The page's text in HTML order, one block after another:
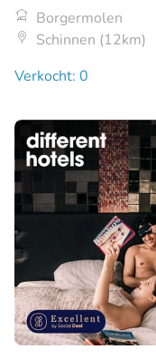
Borgermolen
Schinnen (12km)
Verkocht: 0